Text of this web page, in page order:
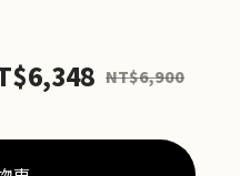
6,348 NT$6,900